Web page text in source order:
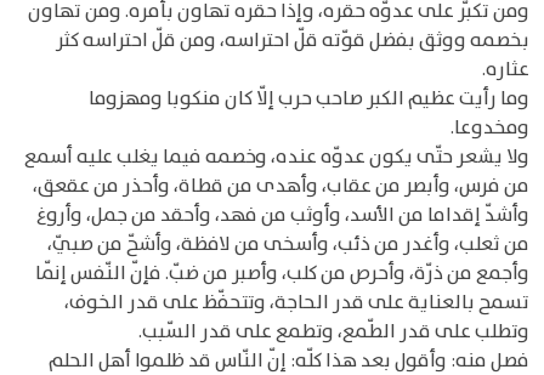
ومن تكبّر على عدوّه حقره، وإذا حقره تهاون بأمره. ومن تهاون
بخصمه ووثق بفضل قوّته قلّ احتراسه، ومن قلّ احتراسه كثر
عثاره.
وما رأيت عظيم الكبر صاحب حرب إلّا كان منكوبا ومهزوما
ومخدوعا.
ولا يشعر حتّى يكون عدوّه عنده، وخصمه فيما يغلب عليه أسمع
من فرس، وأبصر من عقاب، وأهدى من قطاة، وأحذر من عقعق،
وأشدّ إقداما من الأسد، وأوثب من فهد، وأحقد من جمل، وأروغ
من ثعلب، وأغدر من ذئب، وأسخى من لافظة، وأشحّ من صبيّ،
وأجمع من ذرّة، وأحرص من كلب، وأصبر من ضبّ. فإنّ النّفس إنّما
تسمح بالعناية على قدر الحاجة، وتتحفّظ على قدر الخوف،
وتطلب على قدر الطّمع، وتطمع على قدر السّبب.
فصل منه: وأقول بعد هذا كلّه: إنّ النّاس قد ظلموا أهل الحلم